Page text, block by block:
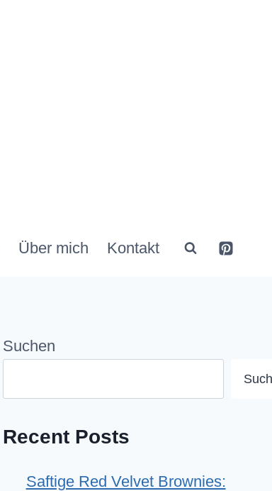
Über mich Kontakt
Suchen
Recent Posts
Saftige Red Velvet Brownies: